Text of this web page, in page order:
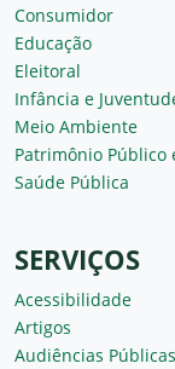
Consumidor
Educação
Eleitoral
Infância e
Meio Ambiente
Patrimônio Público
Saúde Pública
SERVIÇOS
Acessibilidade
Artigos
Audiências Públicas